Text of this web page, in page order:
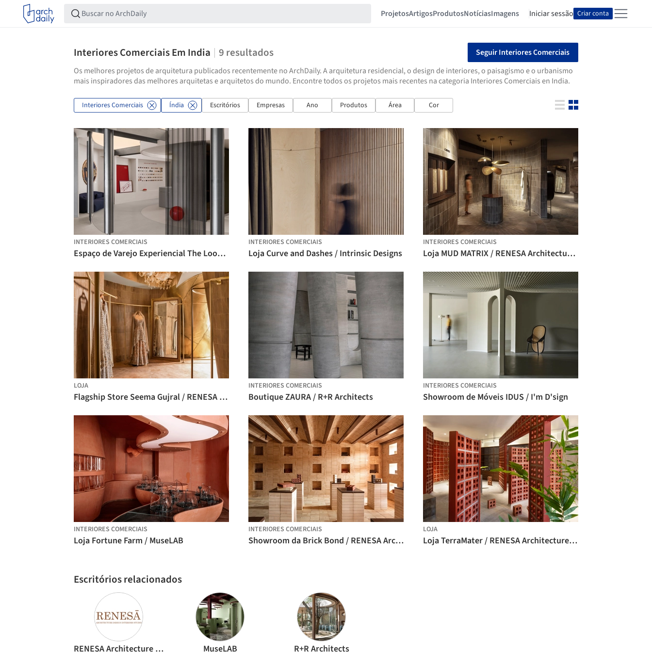
ProjetosArtigosProdutosNotíciasImagens Iniciar sessão Criar conta
Interiores Comerciais Em India 9 resultados
Seguir Interiores Comerciais
Os melhores projetos de arquitetura publicados recentemente no ArchDaily. A arquitetura residencial, o design de interiores, o paisagismo e o urbanismo
mais inspiradores das melhores arquitetas e arquitetos do mundo. Encontre todos os projetos mais recentes na categoria Interiores Comerciais en India.
Interiores Comerciais Índia Escritórios Empresas Ano Produtos Área Cor
INTERIORES COMERCIAIS
Espaço de Varejo Experiencial The Loop / S T U D I O D O T
INTERIORES COMERCIAIS
Loja Curve and Dashes / Intrinsic Designs
INTERIORES COMERCIAIS
Loja MUD MATRIX / RENESA Architecture Design Interiors Studio
LOJA
Flagship Store Seema Gujral / RENESA Architecture Design Interiors Studio
INTERIORES COMERCIAIS
Boutique ZAURA / R+R Architects
INTERIORES COMERCIAIS
Showroom de Móveis IDUS / I'm D'sign
INTERIORES COMERCIAIS
Loja Fortune Farm / MuseLAB
INTERIORES COMERCIAIS
Showroom da Brick Bond / RENESA Architecture Design Interiors Studio
LOJA
Loja TerraMater / RENESA Architecture Design Interiors Studio
Escritórios relacionados
RENESA Architecture Design Interiors Studio MuseLAB R+R Architects